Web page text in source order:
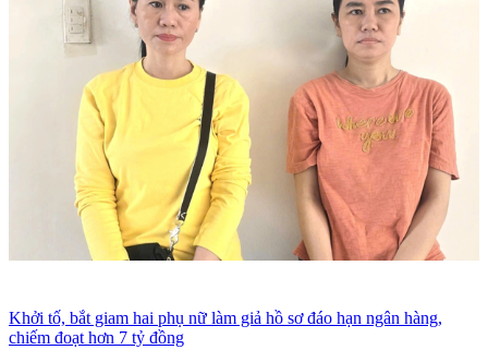
Khởi tố, bắt giam hai phụ nữ làm giả hồ sơ đáo hạn ngân hàng,
chiếm đoạt hơn 7 tỷ đồng